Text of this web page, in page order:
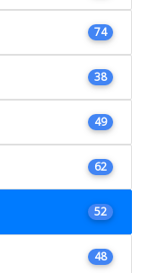
74
38
49
62
52
48